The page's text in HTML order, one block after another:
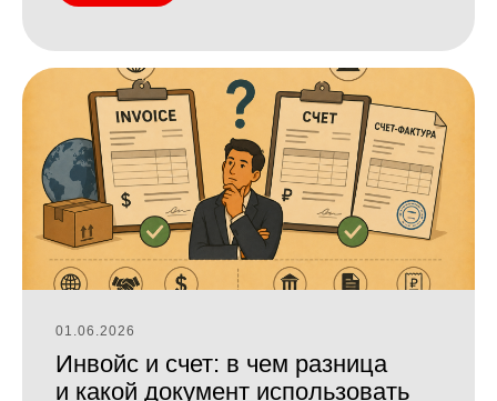
01.06.2026
Инвойс и счет: в чем разница
и какой документ использовать